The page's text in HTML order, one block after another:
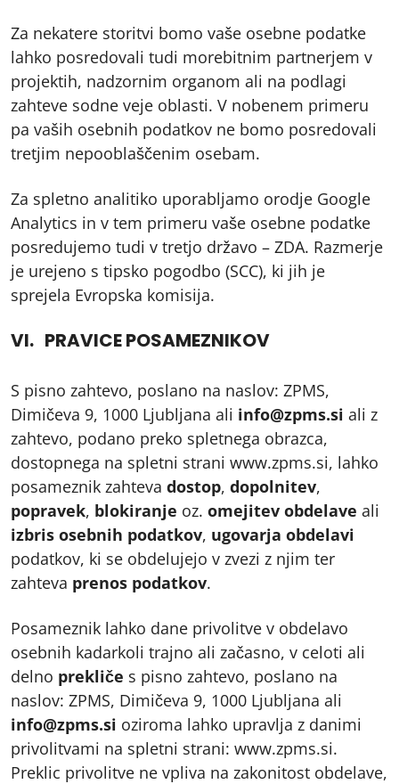
Za nekatere storitvi bomo vaše osebne podatke
lahko posredovali tudi morebitnim partnerjem v
projektih, nadzornim organom ali na podlagi
zahteve sodne veje oblasti. V nobenem primeru
pa vaših osebnih podatkov ne bomo posredovali
tretjim nepooblaščenim osebam.
Za spletno analitiko uporabljamo orodje Google
Analytics in v tem primeru vaše osebne podatke
posredujemo tudi v tretjo državo – ZDA. Razmerje
je urejeno s tipsko pogodbo (SCC), ki jih je
sprejela Evropska komisija.
VI. PRAVICE POSAMEZNIKOV
S pisno zahtevo, poslano na naslov: ZPMS,
Dimičeva 9, 1000 Ljubljana ali info@zpms.si ali z
zahtevo, podano preko spletnega obrazca,
dostopnega na spletni strani www.zpms.si, lahko
posameznik zahteva dostop, dopolnitev,
popravek, blokiranje oz. omejitev obdelave ali
izbris osebnih podatkov, ugovarja obdelavi
podatkov, ki se obdelujejo v zvezi z njim ter
zahteva prenos podatkov.
Posameznik lahko dane privolitve v obdelavo
osebnih kadarkoli trajno ali začasno, v celoti ali
delno prekliče s pisno zahtevo, poslano na
naslov: ZPMS, Dimičeva 9, 1000 Ljubljana ali
info@zpms.si oziroma lahko upravlja z danimi
privolitvami na spletni strani: www.zpms.si.
Preklic privolitve ne vpliva na zakonitost obdelave,